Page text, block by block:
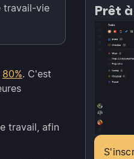
travail-vie
80%. C'est
travail, afin
Prêt